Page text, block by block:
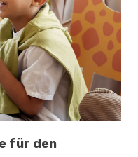
für den